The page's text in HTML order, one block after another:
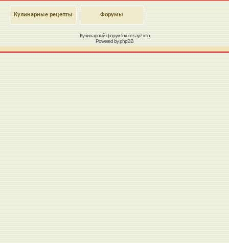
Кулинарные рецепты Форумы
Кулинарный форумforum.say7.info
Powered byphpBB